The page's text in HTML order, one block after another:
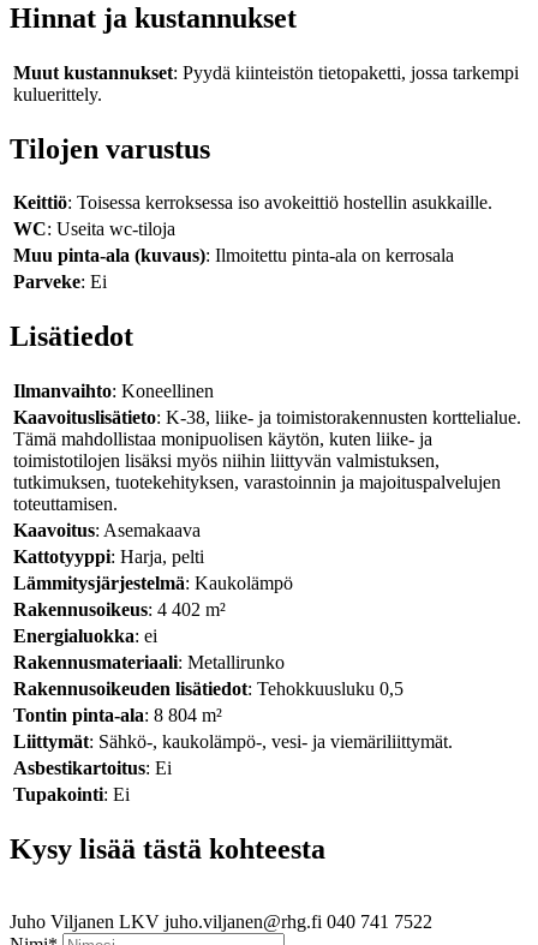
Hinnat ja kustannukset
Muut kustannukset: Pyydä kiinteistön tietopaketti, jossa tarkempi
kuluerittely.
Tilojen varustus
Keittiö: Toisessa kerroksessa iso avokeittiö hostellin asukkaille.
WC: Useita wc-tiloja
Muu pinta-ala (kuvaus): Ilmoitettu pinta-ala on kerrosala
Parveke: Ei
Lisätiedot
Ilmanvaihto: Koneellinen
Kaavoituslisätieto: K-38, liike- ja toimistorakennusten korttelialue.
Tämä mahdollistaa monipuolisen käytön, kuten liike- ja
toimistotilojen lisäksi myös niihin liittyvän valmistuksen,
tutkimuksen, tuotekehityksen, varastoinnin ja majoituspalvelujen
toteuttamisen.
Kaavoitus: Asemakaava
Kattotyyppi: Harja, pelti
Lämmitysjärjestelmä: Kaukolämpö
Rakennusoikeus: 4 402 m²
Energialuokka: ei
Rakennusmateriaali: Metallirunko
Rakennusoikeuden lisätiedot: Tehokkuusluku 0,5
Tontin pinta-ala: 8 804 m²
Liittymät: Sähkö-, kaukolämpö-, vesi- ja viemäriliittymät.
Asbestikartoitus: Ei
Tupakointi: Ei
Kysy lisää tästä kohteesta
Juho Viljanen LKV juho.viljanen@rhg.fi 040 741 7522